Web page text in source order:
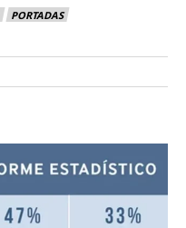
PORTADAS